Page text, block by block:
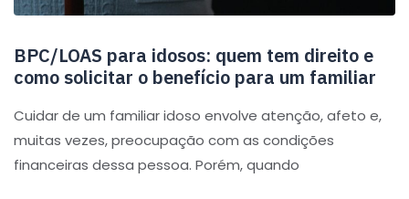
BPC/LOAS para idosos: quem tem direito e
como solicitar o benefício para um familiar
Cuidar de um familiar idoso envolve atenção, afeto e,
muitas vezes, preocupação com as condições
financeiras dessa pessoa. Porém, quando